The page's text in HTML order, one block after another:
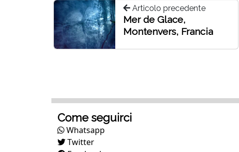
Articolo precedente
Mer de Glace,
Montenvers, Francia
Come seguirci
Whatsapp
Twitter